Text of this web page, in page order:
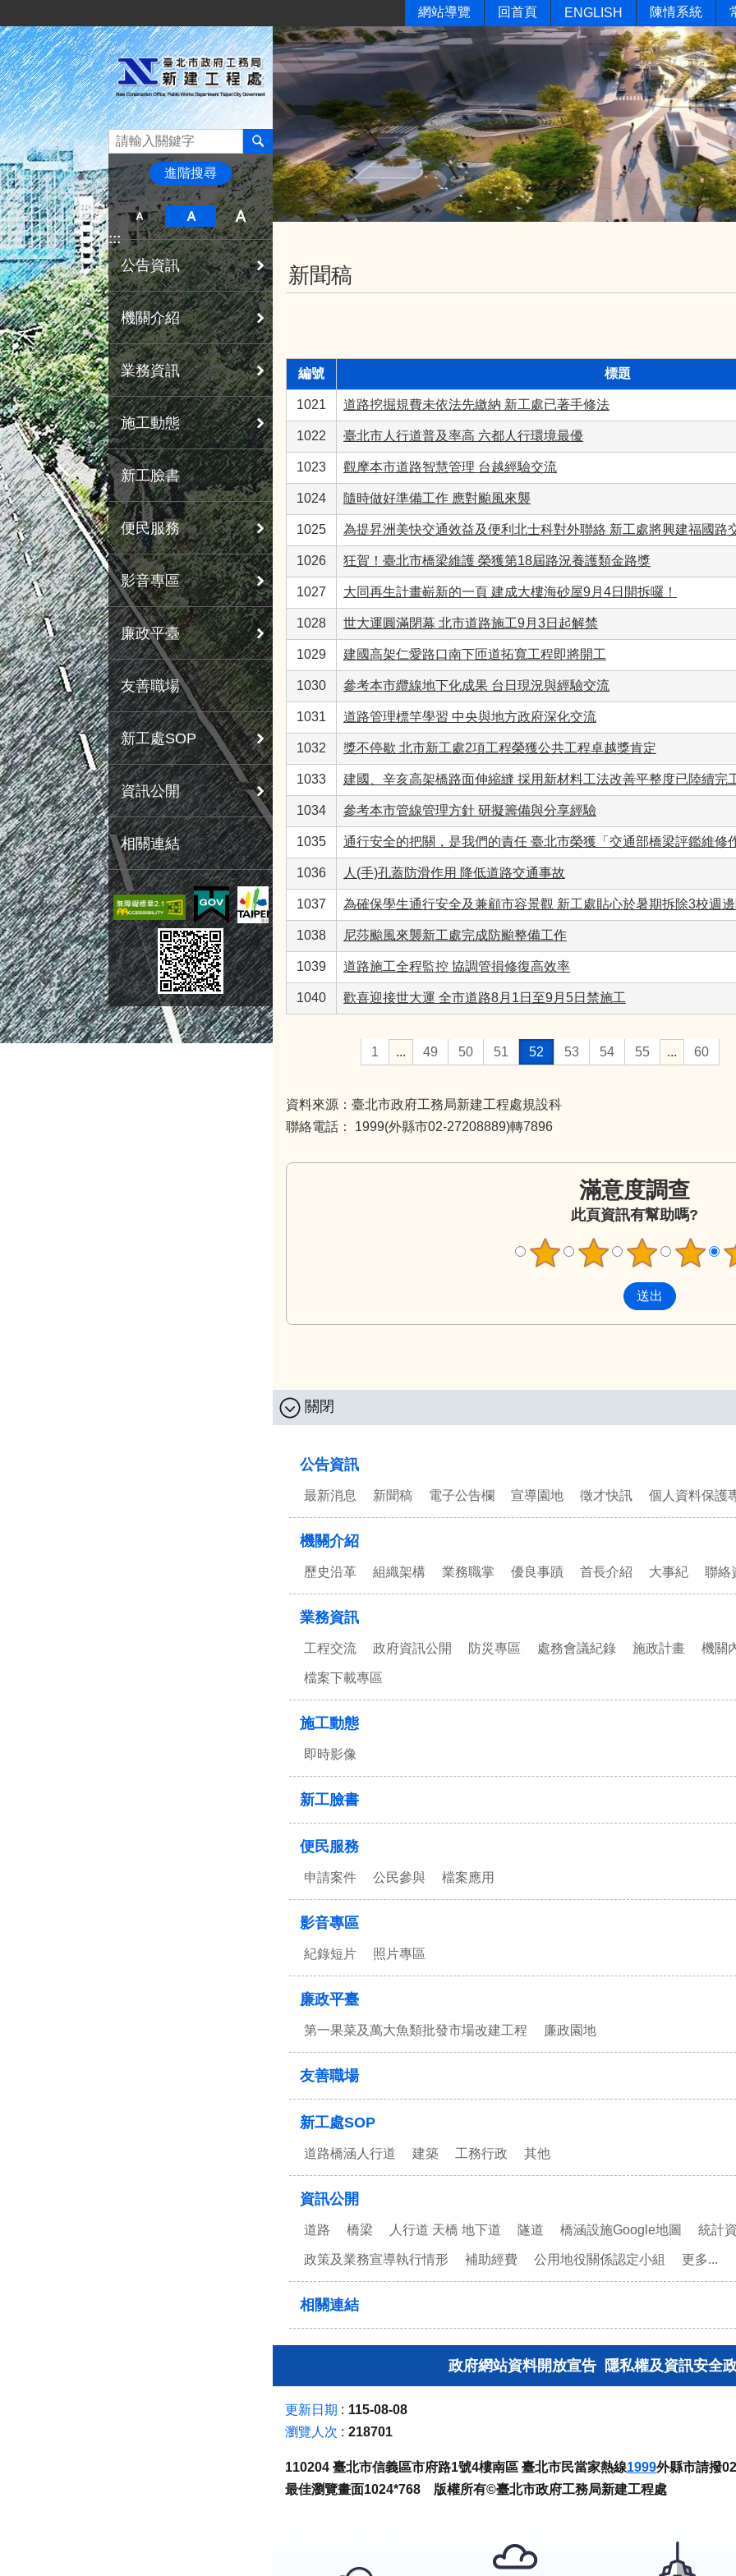
網站導覽 回首頁 ENGLISH 陳情系統
進階搜尋
:::
公告資訊
機關介紹
業務資訊
施工動態
新工臉書
便民服務
影音專區
廉政平臺
友善職場
新工處SOP
資訊公開
相關連結
新聞稿
編號 標題
1021 道路挖掘規費未依法先繳納 新工處已著手修法
1022 臺北市人行道普及率高 六都人行環境最優
1023 觀摩本市道路智慧管理 台越經驗交流
1024 隨時做好準備工作 應對颱風來襲
1025 為提昇洲美快交通效益及便利北士科對外聯絡 新工處將興建福國路
1026 狂賀！臺北市橋梁維護 榮獲第18屆路況養護類金路獎
1027 大同再生計畫嶄新的一頁 建成大樓海砂屋9月4日開拆囉！
1028 世大運圓滿閉幕 北市道路施工9月3日起解禁
1029 建國高架仁愛路口南下匝道拓寬工程即將開工
1030 參考本市纜線地下化成果 台日現況與經驗交流
1031 道路管理標竿學習 中央與地方政府深化交流
1032 獎不停歇 北市新工處2項工程榮獲公共工程卓越獎肯定
1033 建國、辛亥高架橋路面伸縮縫 採用新材料工法改善平整度已陸續完
1034 參考本市管線管理方針 研擬籌備與分享經驗
1035 通行安全的把關，是我們的責任 臺北市榮獲「交通部橋梁評鑑維修
1036 人(手)孔蓋防滑作用 降低道路交通事故
1037 為確保學生通行安全及兼顧市容景觀 新工處貼心於暑期拆除3校週
1038 尼莎颱風來襲新工處完成防颱整備工作
1039 道路施工全程監控 協調管損修復高效率
1040 歡喜迎接世大運 全市道路8月1日至9月5日禁施工
1 ... 49 50 51 52 53 54 55 ... 60
資料來源：臺北市政府工務局新建工程處規設科
聯絡電話： 1999(外縣市02-27208889)轉7896
滿意度調查
此頁資訊有幫助嗎?
關閉
公告資訊
最新消息 新聞稿 電子公告欄 宣導園地 徵才快訊 個人資料保護
機關介紹
歷史沿革 組織架構 業務職掌 優良事蹟 首長介紹 大事紀 聯絡
業務資訊
工程交流 政府資訊公開 防災專區 處務會議紀錄 施政計畫 機關
檔案下載專區
施工動態
即時影像
新工臉書
便民服務
申請案件 公民參與 檔案應用
影音專區
紀錄短片 照片專區
廉政平臺
第一果菜及萬大魚類批發市場改建工程 廉政園地
友善職場
新工處SOP
道路橋涵人行道 建築 工務行政 其他
資訊公開
道路 橋梁 人行道 天橋 地下道 隧道 橋涵設施Google地圖 統計
政策及業務宣導執行情形 補助經費 公用地役關係認定小組 更多...
相關連結
政府網站資料開放宣告 隱私權及資訊安全
更新日期
115-08-08
瀏覽人次
218701
110204 臺北市信義區市府路1號4樓南區 臺北市民當家熱線1999外縣市請撥
最佳瀏覽畫面1024*768 版權所有©臺北市政府工務局新建工程處